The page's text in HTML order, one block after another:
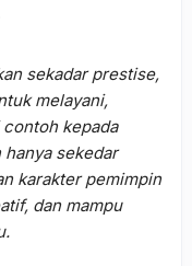
sekadar prestise,
melayani,
kepada
sekedar
karakter pemimpin
dan mampu